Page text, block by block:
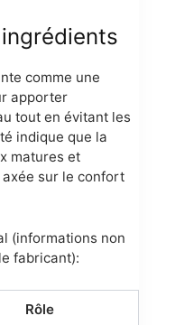
comme une
apporter
tout en évitant les
indique que la
matures et
sur le confort
(informations non
fabricant):
Rôle